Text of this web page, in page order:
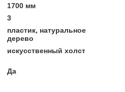
1700 мм
3
пластик, натуральное
дерево
искусственный холст
Да